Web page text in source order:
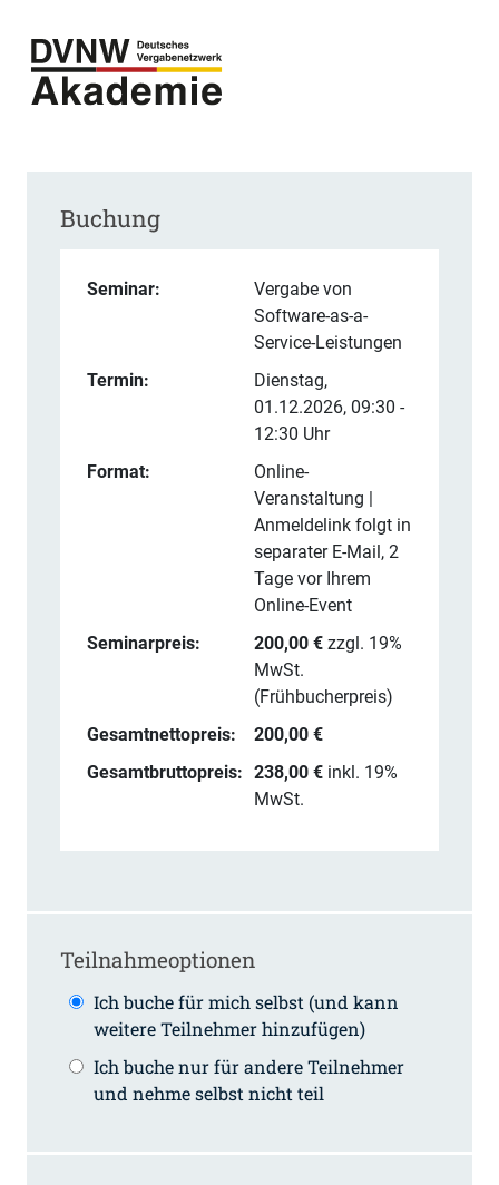
Buchung
Seminar:
Vergabe von
Software-as-a-
Service-Leistungen
Termin:
Dienstag,
01.12.2026, 09:30 -
12:30 Uhr
Format:
Online-
Veranstaltung |
Anmeldelink folgt in
separater E-Mail, 2
Tage vor Ihrem
Online-Event
Seminarpreis:
200,00 € zzgl. 19%
MwSt.
(Frühbucherpreis)
Gesamtnettopreis:
200,00 €
Gesamtbruttopreis: 238,00 € inkl. 19%
MwSt.
Teilnahmeoptionen
Ich buche für mich selbst (und kann
weitere Teilnehmer hinzufügen)
Ich buche nur für andere Teilnehmer
und nehme selbst nicht teil